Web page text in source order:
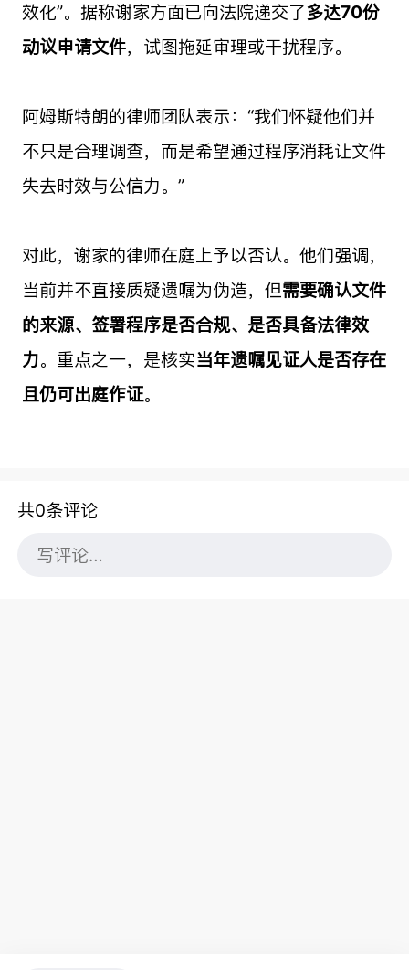
效化”。据称谢家方面已向法院递交了多达70份
动议申请文件，试图拖延审理或干扰程序。
阿姆斯特朗的律师团队表示：“我们怀疑他们并
不只是合理调查，而是希望通过程序消耗让文件
失去时效与公信力。”
对此，谢家的律师在庭上予以否认。他们强调，
当前并不直接质疑遗嘱为伪造，但需要确认文件
的来源、签署程序是否合规、是否具备法律效
力。重点之一，是核实当年遗嘱见证人是否存在
且仍可出庭作证。
共0条评论